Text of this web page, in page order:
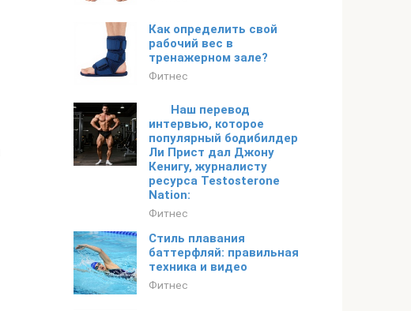
Как определить свой
рабочий вес в
тренажерном зале?
Фитнес
Наш перевод
интервью, которое
популярный бодибилдер
Ли Прист дал Джону
Кенигу, журналисту
ресурса Testosterone
Nation:
Фитнес
Стиль плавания
баттерфляй: правильная
техника и видео
Фитнес